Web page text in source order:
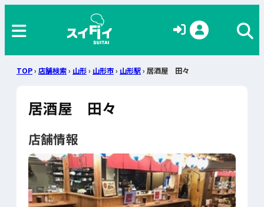
TOP› 店舗検索› 山形› 山形市› 山形駅› 居酒屋 田々
居酒屋 田々
店舗情報